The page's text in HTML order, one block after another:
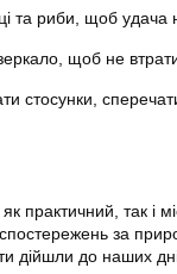
та риби, щоб удача
щоб не
стосунки,
практичний, так і
за
дійшли до наших